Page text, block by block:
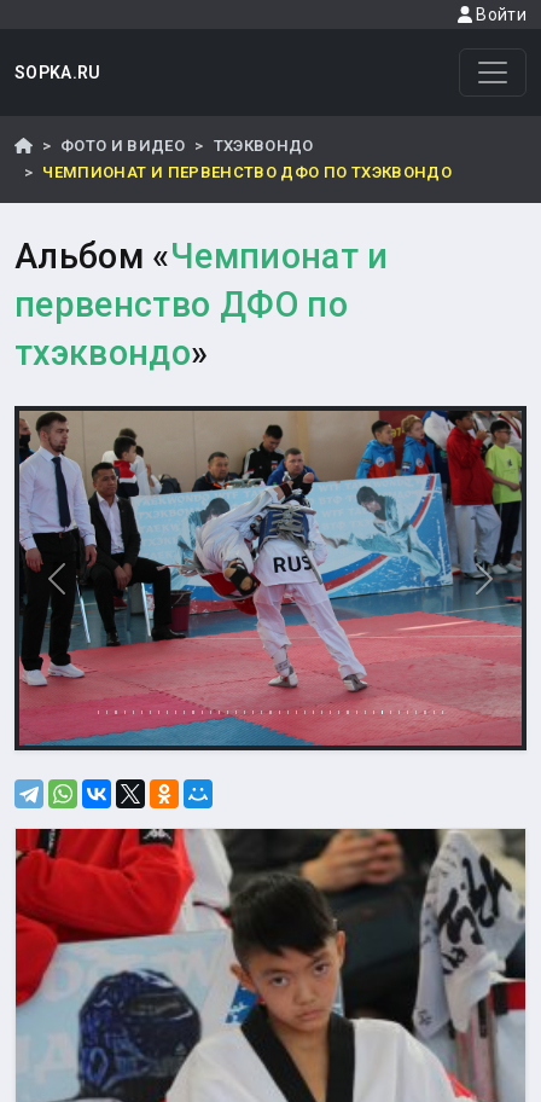
Войти
SOPKA.RU
ФОТО И ВИДЕО
ТХЭКВОНДО
ЧЕМПИОНАТ И ПЕРВЕНСТВО ДФО ПО ТХЭКВОНДО
Альбом «Чемпионат и
первенство ДФО по
тхэквондо»
Назад